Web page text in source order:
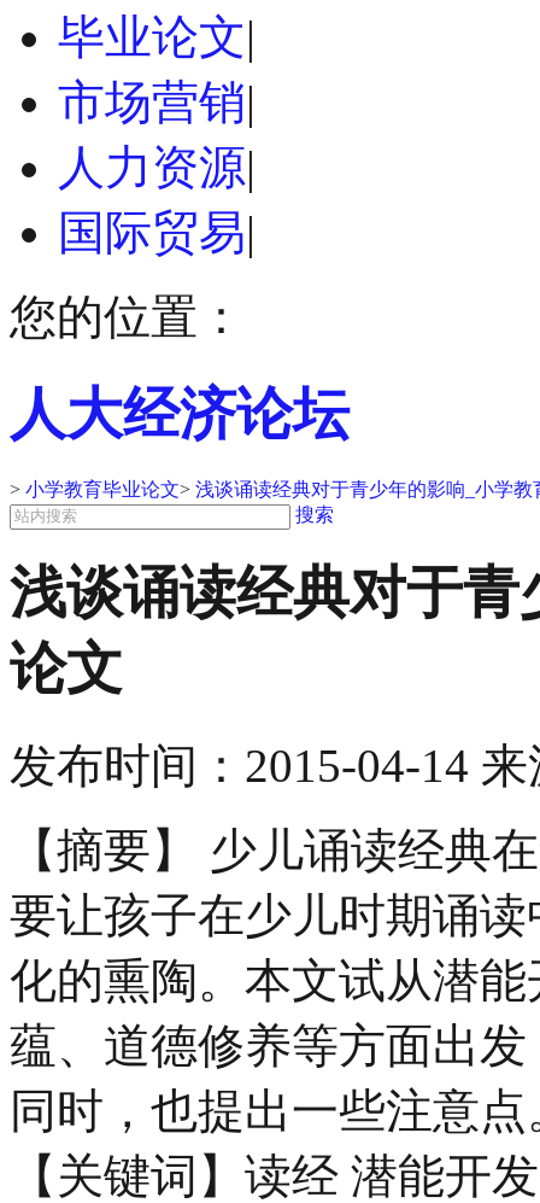
毕业论文|
市场营销|
人力资源|
国际贸易|
您的位置：
人大经济论坛
> 小学教育毕业论文> 浅谈诵读经典对于青少年的影响_小学教
搜索
浅谈诵读经典对于
论文
发布时间： 2015-04-14 来
【摘要】 少儿诵读经典
要让孩子在少儿时期诵
化的熏陶。本文试从潜
蕴、道德修养等方面出
同时，也提出一些注意点
【关键词】读经 潜能开